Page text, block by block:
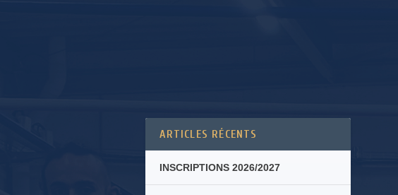
ARTICLES RÉCENTS
INSCRIPTIONS 2026/2027